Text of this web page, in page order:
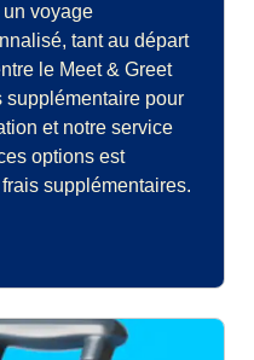
un voyage
tant au départ
le Meet & Greet
supplémentaire pour
et notre service
options est
supplémentaires.